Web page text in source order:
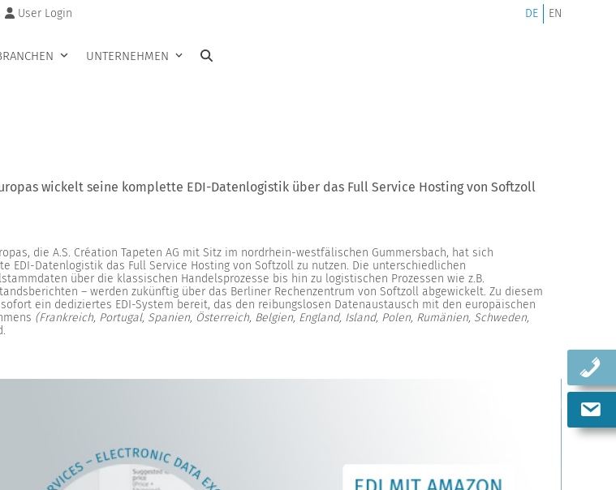
User Login DE EN
UNTERNEHMEN
wickelt seine komplette EDI-Datenlogistik über das Full Service Hosting von Softzoll
die A.S. Création Tapeten AG mit Sitz im nordrhein-westfälischen Gummersbach, hat sich
EDI-Datenlogistik das Full Service Hosting von Softzoll zu nutzen. Die unterschiedlichen
über die klassischen Handelsprozesse bis hin zu logistischen Prozessen wie z.B.
– werden zukünftig über das Berliner Rechenzentrum von Softzoll abgewickelt. Zu diesem
ein dediziertes EDI-System bereit, das den reibungslosen Datenaustausch mit den europäischen
(Frankreich, Portugal, Spanien, Österreich, Belgien, England, Island, Polen, Rumänien, Schweden,